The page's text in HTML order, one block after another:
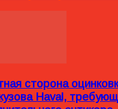
сторона
Haval,